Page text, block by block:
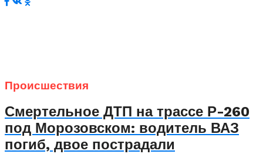
Происшествия
Смертельное ДТП на трассе Р-260
под Морозовском: водитель ВАЗ
погиб, двое пострадали